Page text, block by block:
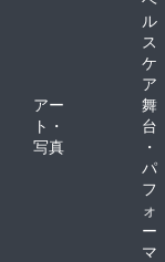
ル
ス
ケ
ア
アー
ト・
写真
舞
台
・
パ
フ
ォ
ー
マ